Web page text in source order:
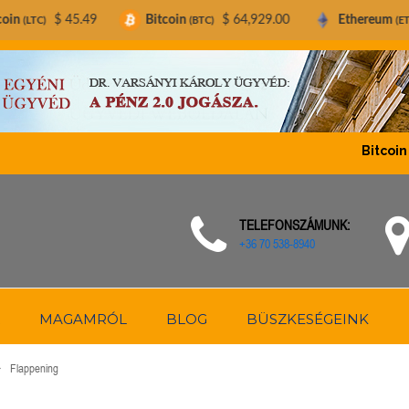
Bitcoin (BTC)
TELEFONSZÁMUNK:
+36 70 538-8940
MAGAMRÓL BLOG BÜSZKESÉGEINK
Flappening
Bitcoin (BTC) $ 64,929.00 Ethereum (ETH) $ 1,914.09